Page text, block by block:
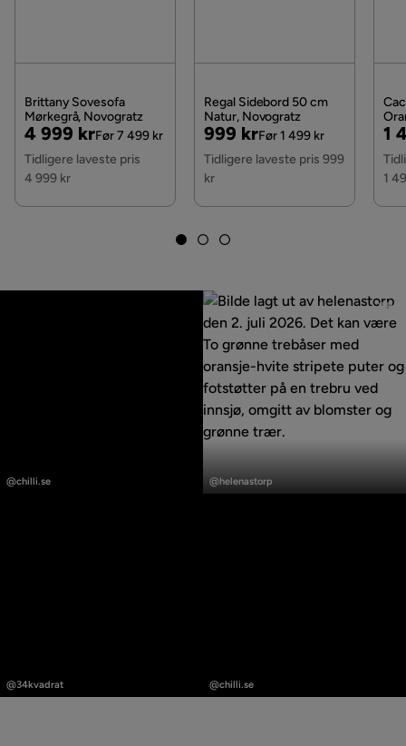
Brittany Sovesofa
Mørkegrå, Novogratz
Pris
4 999 kr
Original
Pris
Før 7 499 kr
Tidligere laveste pris
4 999 kr
Regal Sidebord 50 cm
Natur, Novogratz
Pris
999 kr
Original
Pris
Før 1 499 kr
Tidligere laveste pris 999
kr
1
1
publisert
@chilli.se
publisert
@helenastorp
publisert
@34kvadrat
publisert
@chilli.se